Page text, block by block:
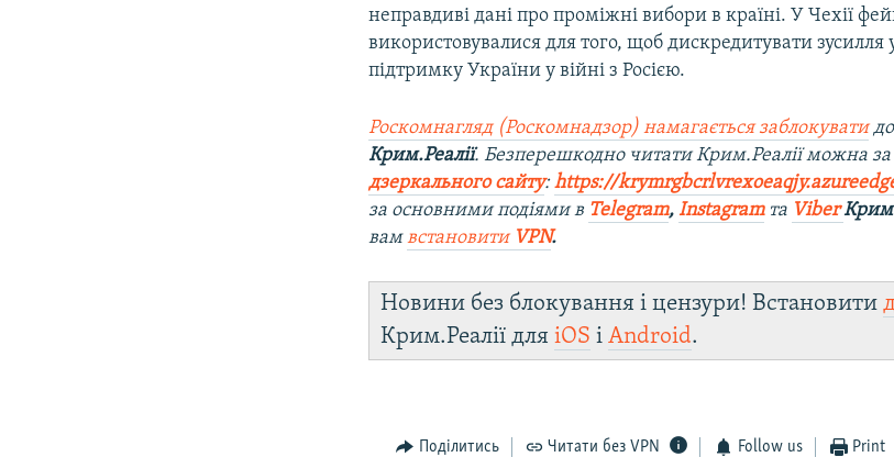
неправдиві дані про проміжні вибори в країні. У Чехії
використовувалися для того, щоб дискредитувати зусилля
підтримку України у війні з Росією.
Роскомнагляд (Роскомнадзор) намагається заблокувати
Крим.Реалії. Безперешкодно читати Крим.Реалії можна
дзеркального сайту:https://
за основними подіями в Telegram,Instagramта Viber
вамвстановити VPN.
Новини без блокування і цензури! Встановити
Крим.Реалії дляiOS іAndroid.
Поділитись Читати без VPN Follow us Print